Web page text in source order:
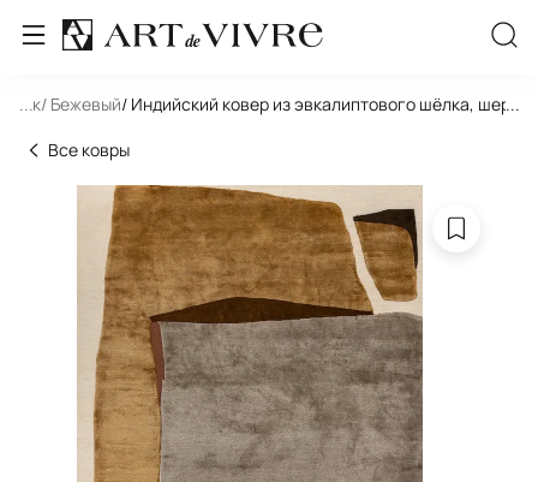
... / Бежевый/ Индийский ковер из эвкалиптового шёлка,
...
Все ковры